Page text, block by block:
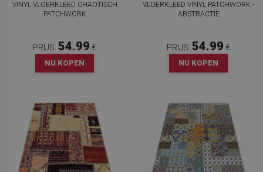
VINYL VLOERKLEED CHAOTISCH
PATCHWORK
PRIJS: 54.99 €
NU KOPEN
VLOERKLEED VINYL PATCHWORK -
ABSTRACTIE
PRIJS: 54.99 €
NU KOPEN